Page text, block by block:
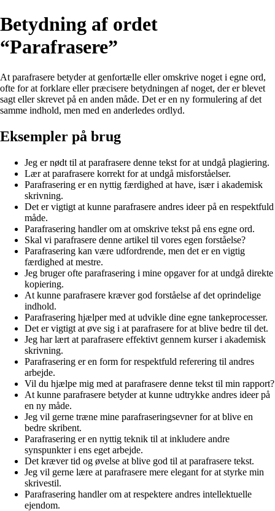
Betydning af ordet
“Parafrasere”
At parafrasere betyder at genfortælle eller omskrive noget i egne ord,
ofte for at forklare eller præcisere betydningen af noget, der er blevet
sagt eller skrevet på en anden måde. Det er en ny formulering af det
samme indhold, men med en anderledes ordlyd.
Eksempler på brug
Jeg er nødt til at parafrasere denne tekst for at undgå plagiering.
Lær at parafrasere korrekt for at undgå misforståelser.
Parafrasering er en nyttig færdighed at have, især i akademisk
skrivning.
Det er vigtigt at kunne parafrasere andres ideer på en respektfuld
måde.
Parafrasering handler om at omskrive tekst på ens egne ord.
Skal vi parafrasere denne artikel til vores egen forståelse?
Parafrasering kan være udfordrende, men det er en vigtig
færdighed at mestre.
Jeg bruger ofte parafrasering i mine opgaver for at undgå direkte
kopiering.
At kunne parafrasere kræver god forståelse af det oprindelige
indhold.
Parafrasering hjælper med at udvikle dine egne tankeprocesser.
Det er vigtigt at øve sig i at parafrasere for at blive bedre til det.
Jeg har lært at parafrasere effektivt gennem kurser i akademisk
skrivning.
Parafrasering er en form for respektfuld referering til andres
arbejde.
Vil du hjælpe mig med at parafrasere denne tekst til min rapport?
At kunne parafrasere betyder at kunne udtrykke andres ideer på
en ny måde.
Jeg vil gerne træne mine parafraseringsevner for at blive en
bedre skribent.
Parafrasering er en nyttig teknik til at inkludere andre
synspunkter i ens eget arbejde.
Det kræver tid og øvelse at blive god til at parafrasere tekst.
Jeg vil gerne lære at parafrasere mere elegant for at styrke min
skrivestil.
Parafrasering handler om at respektere andres intellektuelle
ejendom.